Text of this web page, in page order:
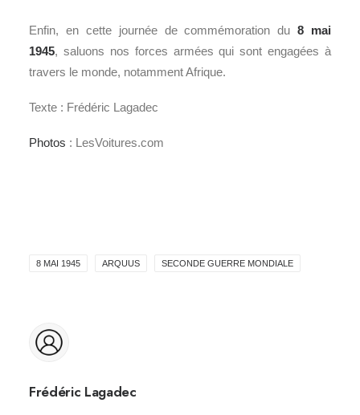
Enfin, en cette journée de commémoration du8 mai
1945, saluons nos forces armées qui sont engagées à
travers le monde, notamment Afrique.
Texte : Frédéric Lagadec
Photos : LesVoitures.com
8 MAI 1945 ARQUUS SECONDE GUERRE MONDIALE
Frédéric Lagadec